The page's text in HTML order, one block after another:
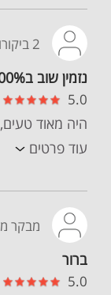
2 ביקורות
נזמין שוב ב100%
5.0
היה מאוד
עוד פרטים
מבקר
ברור
5.0